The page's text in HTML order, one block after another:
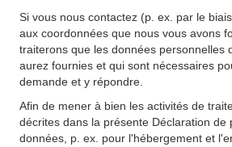
Si vous nous contactez (p. ex. par le
aux coordonnées que nous vous avons
traiterons que les données personnelles
aurez fournies et qui sont nécessaires
demande et y répondre.
Afin de mener à bien les activités de
décrites dans la présente Déclaration de
données, p. ex. pour l'hébergement et